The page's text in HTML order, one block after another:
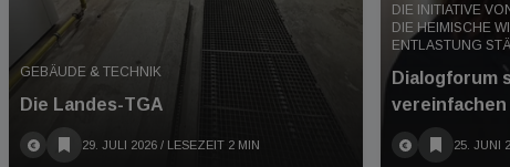
GEBÄUDE & TECHNIK
Die Landes-TGA
29. JULI 2026 / LESEZEIT 2 MIN
DIE INITIATIVE
DIE HEIMISCHE
ENTLASTUNG
Dialogforum
vereinfachen
25. JUNI